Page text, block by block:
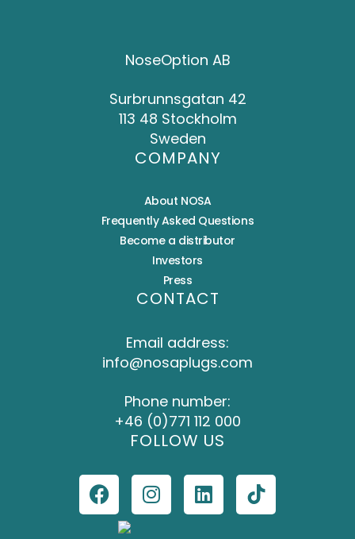
NoseOption AB
Surbrunnsgatan 42
113 48 Stockholm
Sweden
COMPANY
About NOSA
Frequently Asked Questions
Become a distributor
Investors
Press
CONTACT
Email address:
info@nosaplugs.com
Phone number:
+46 (0)771 112 000
FOLLOW US